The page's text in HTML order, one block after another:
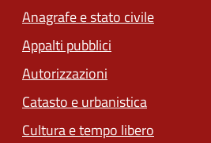
Anagrafe e stato civile
Appalti pubblici
Autorizzazioni
Catasto e urbanistica
Cultura e tempo libero